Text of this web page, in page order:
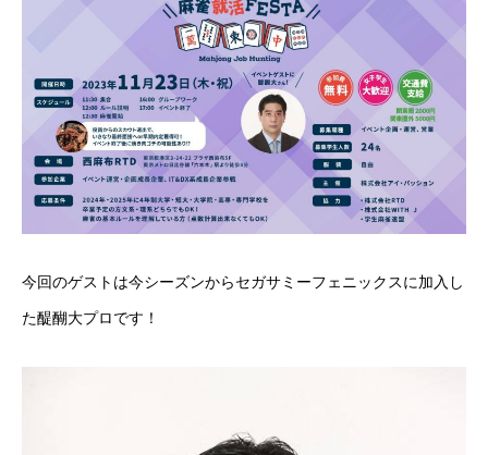
今回のゲストは今シーズンからセガサミーフェニックスに加入し
た醍醐大プロです！